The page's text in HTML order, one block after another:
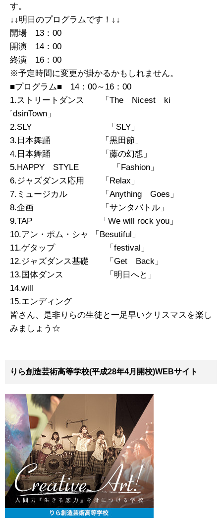
す。
↓↓明日のプログラムです！↓↓
開場 13：00
開演 14：00
終演 16：00
※予定時間に変更が掛かるかもしれません。
■プログラム■ 14：00～16：00
1.ストリートダンス 「The Nicest ki
´dsinTown」
2.SLY 「SLY」
3.日本舞踊 「黒田節」
4.日本舞踊 「藤の幻想」
5.HAPPY STYLE 「Fashion」
6.ジャズダンス応用 「Relax」
7.ミュージカル 「Anything Goes」
8.企画 「サンタバトル」
9.TAP 「We will rock you」
10.アン・ポム・シャ 「Besutiful」
11.ゲタップ 「festival」
12.ジャズダンス基礎 「Get Back」
13.国体ダンス 「明日へと」
14.will
15.エンディング
皆さん、是非りらの生徒と一足早いクリスマスを楽し
みましょう☆
りら創造芸術高等学校(平成28年4月開校)WEBサイト